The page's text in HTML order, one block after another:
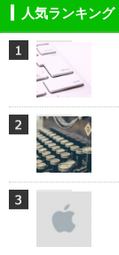
人気ランキング